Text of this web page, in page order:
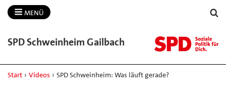
MENÜ
SPD Schweinheim Gailbach
Start › Videos › SPD Schweinheim: Was läuft gerade?